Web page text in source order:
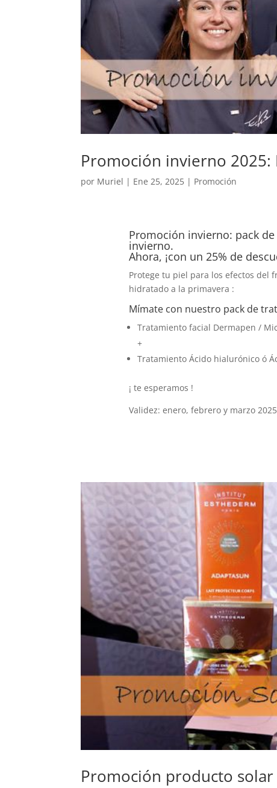
Promoción invierno
por Muriel | Ene 25, 2025 | Promoción
Promoción invierno: pack
invierno.
Ahora, ¡con un 25% de
Protege tu piel para los efectos del
hidratado a la primavera :
Mímate con nuestro pack de
Tratamiento facial Dermapen /
+
Tratamiento Ácido hialurónico ó
¡ te esperamos !
Validez: enero, febrero y marzo
Promoción producto